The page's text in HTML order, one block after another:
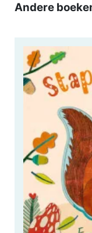
Andere